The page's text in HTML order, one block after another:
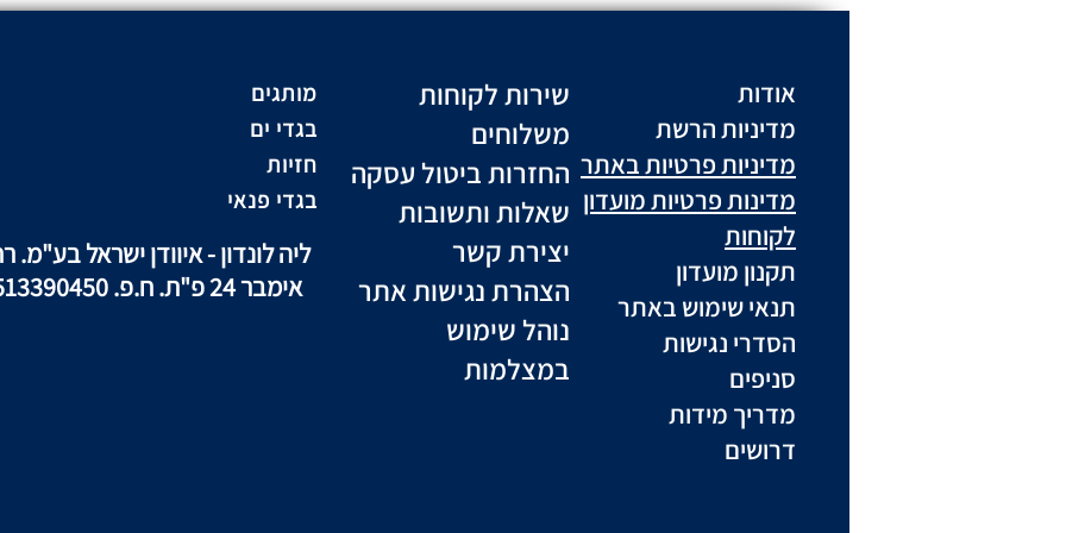
מותגים
בגדי ים
חזיות
בגדי פנאי
ליה לונדון - איוודן ישראל בע"מ.
אימבר 24 פ"ת. ח.פ. 513390450
שירות לקוחות
משלוחים
החזרות ביטול עסקה
שאלות ותשובות
יצירת קשר
הצהרת נגישות אתר
נוהל שימוש
במצלמות
אודות
מדיניות הרשת
מדיניות פרטיות באתר
מדינות פרטיות מועדון
לקוחות
תקנון מועדון
תנאי שימוש באתר
הסדרי נגישות
סניפים
מדריך מידות
דרושים